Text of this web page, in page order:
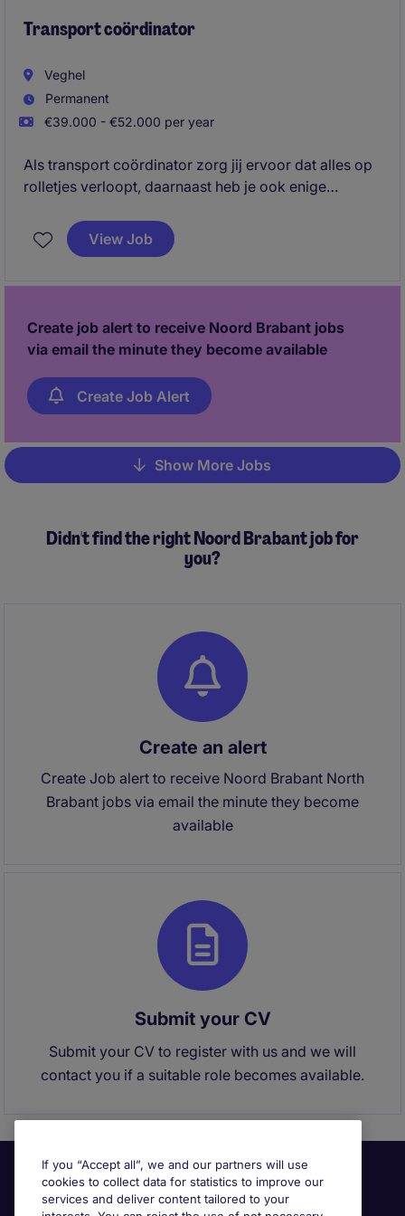
pricing decisions, and accelerate category
Transport coördinator
Veghel
Permanent
€39.000 - €52.000 per year
Als transport coördinator zorg jij ervoor dat alles op
rolletjes verloopt, daarnaast heb je ook enige
en groei binnen ons bedrijf.
View Job
Create job alert to receive Noord Brabant jobs
via email the minute they become available
Create Job Alert
Pagination
Show More Jobs
Didn't find the right Noord Brabant job for
you?
Create an alert
Create Job alert to receive Noord Brabant North
Brabant jobs via email the minute they become
available
Submit your CV
Submit your CV to register with us and we will
contact you if a suitable role becomes available.
If you “Accept all”, we and our partners will use
cookies to collect data for statistics to improve our
services and deliver content tailored to your